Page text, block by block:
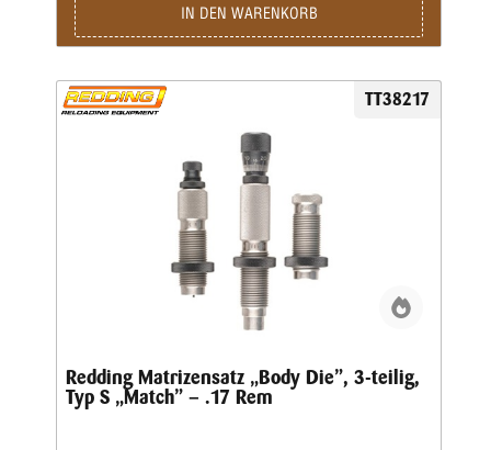
IN DEN WARENKORB
TT38217
Redding Matrizensatz „Body Die”, 3-teilig,
Typ S „Match” – .17 Rem